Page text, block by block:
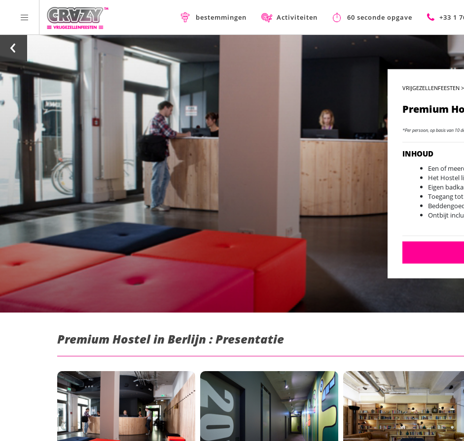
bestemmingen Activiteiten 60 seconde opgave +33 1
VRIJGEZELLENFEESTEN
Premium
*Per persoon, op basis van 10
INHOUD
Een of
Het Hostel
Eigen
Toegang
Ontbijt
Premium Hostel in Berlijn : Presentatie